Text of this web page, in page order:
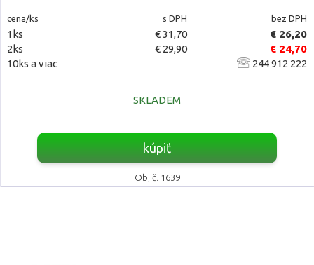
cena/ks s DPH bez DPH
1ks € 31,70
€ 26,20
2ks
€ 29,90
€ 24,70
10ks a viac
244 912 222
SKLADEM
kúpiť
Obj.č. 1639